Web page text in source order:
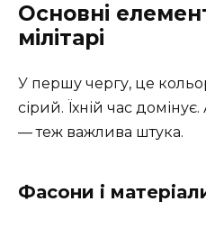
Основні
мілітарі
У першу чергу, це
сірий. Їхній час
— теж важлива штука.
Фасони і